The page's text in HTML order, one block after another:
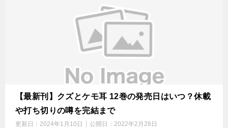
【最新刊】クズとケモ耳 12巻の発売日はいつ？休載
や打ち切りの噂を完結まで
更新日： 2024年1月10日 公開日： 2022年2月28日